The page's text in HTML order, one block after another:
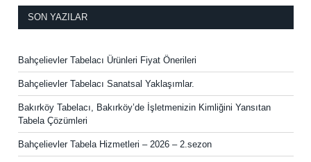
SON YAZILAR
Bahçelievler Tabelacı Ürünleri Fiyat Önerileri
Bahçelievler Tabelacı Sanatsal Yaklaşımlar.
Bakırköy Tabelacı, Bakırköy’de İşletmenizin Kimliğini Yansıtan
Tabela Çözümleri
Bahçelievler Tabela Hizmetleri – 2026 – 2.sezon